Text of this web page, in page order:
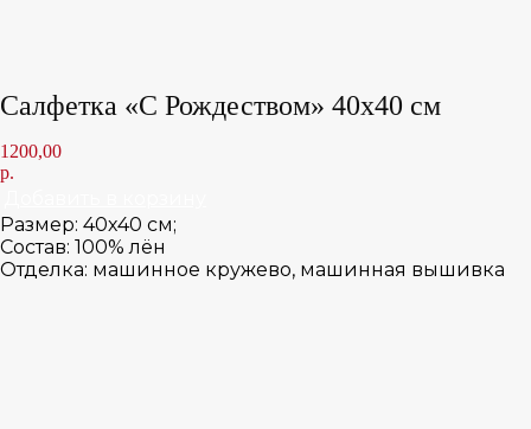
Салфетка «С Рождеством» 40х40 см
1200,00
р.
Размер: 40х40 см;
Состав: 100% лён
Отделка: машинное кружево, машинная вышивка